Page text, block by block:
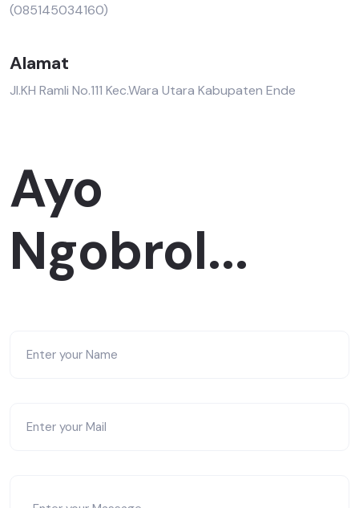
(085145034160)
Alamat
Jl.KH Ramli No.111 Kec.Wara Utara Kabupaten Ende
Ayo
Ngobrol...